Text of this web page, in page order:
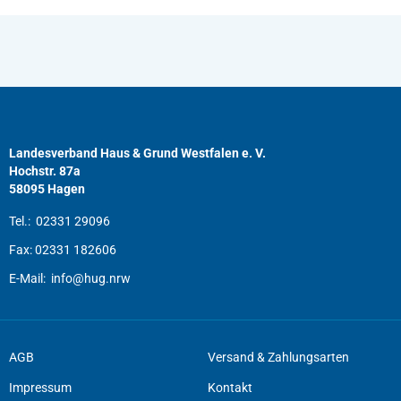
Landesverband Haus & Grund Westfalen e. V.
Hochstr. 87a
58095 Hagen
Tel.: 02331 29096
Fax:02331 182606
E-Mail: info@hug.nrw
AGB
Impressum
Versand & Zahlungsarten
Kontakt